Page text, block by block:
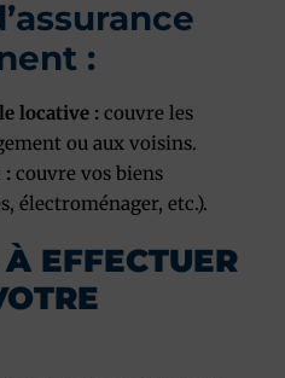
:
locative : couvre les
ou aux voisins.
: couvre vos biens
électroménager, etc.).
EFFECTUER